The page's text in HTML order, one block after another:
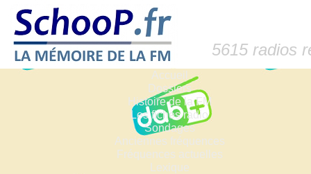
5615 radios
Accueil
Dossiers
Histoire de la FM
Les fiches radio
Sondages
Anciennes fréquences
Fréquences actuelles
Lexique